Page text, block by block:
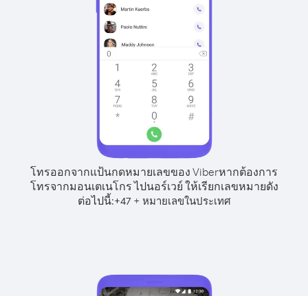
โทรออกจากแป้นกดหมายเลขของ Viberหากต้องการ
โทรจากมอนเตเนโกร ไปนอร์เวย์ ให้เรียกเลขหมายดัง
ต่อไปนี้:+47+ หมายเลขในประเทศ